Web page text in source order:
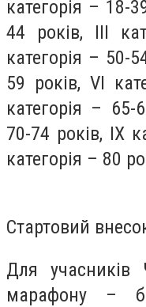
категорія – 18-
44 років, ІІI
категорія – 50-
59 років, VI
категорія – 65-
70-74 років, IХ
категорія – 80
Стартовий
Для
марафону –